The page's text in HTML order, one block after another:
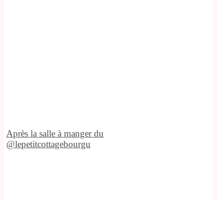
Après la salle à manger du
@lepetitcottagebourgu